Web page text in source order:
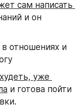
сам написать
в отношениях и
уже
и готова пойти